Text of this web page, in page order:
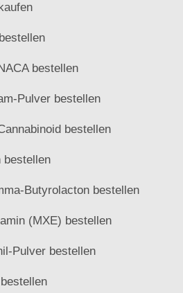
bestellen
Pulver bestellen
bestellen
bestellen
Butyrolacton bestellen
(MXE) bestellen
Pulver bestellen